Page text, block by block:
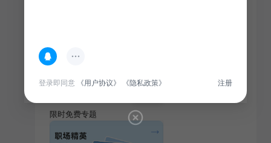
限时免费专题
登录即同意 《用户协议》 《隐私政策》 注册